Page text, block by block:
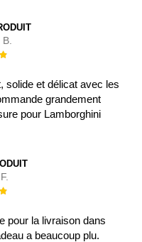
:
solide et délicat avec les
grandement
pour Lamborghini
:
pour la livraison dans
a beaucoup plu.